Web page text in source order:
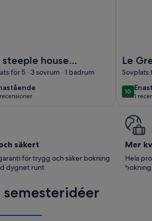
steeple house
heart of
Peace
quiet
för 5 · 3 sovrum · 1 badrum
10
recensioner)
Le
Sovplats
1010 av 10
1
(1
säkert
för trygg och säker bokning
dygnet runt
Mer
Hela
semesteridéer